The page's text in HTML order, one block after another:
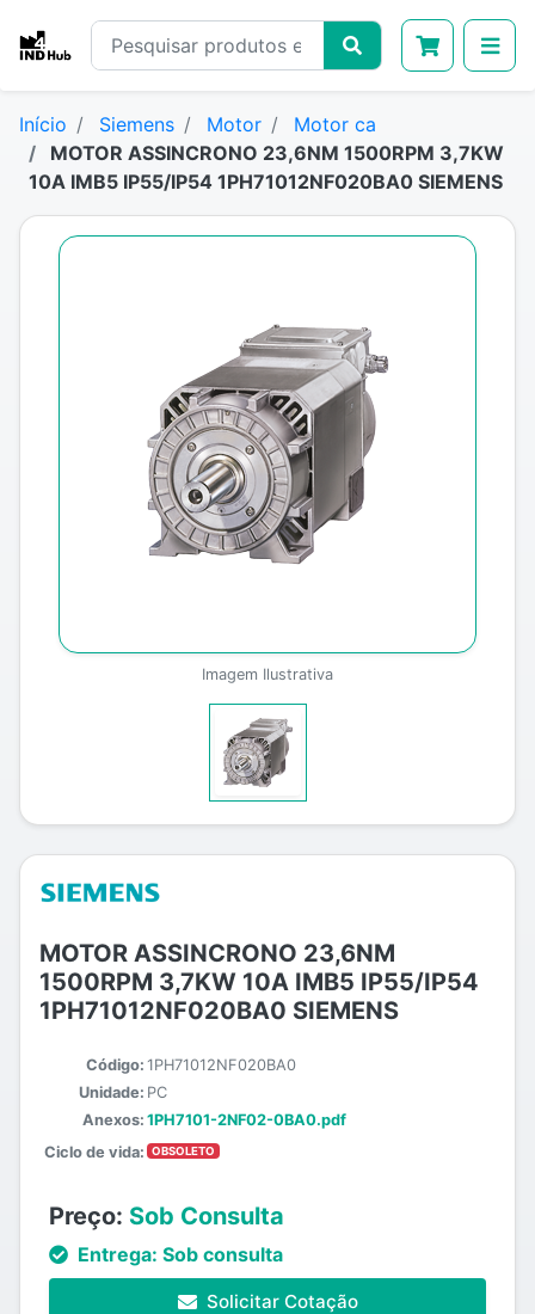
Início Siemens Motor
Motor ca
MOTOR ASSINCRONO 23,6NM 1500RPM 3,7KW
10A IMB5 IP55/IP54 1PH71012NF020BA0 SIEMENS
Imagem Ilustrativa
MOTOR ASSINCRONO 23,6NM
1500RPM 3,7KW 10A IMB5 IP55/IP54
1PH71012NF020BA0 SIEMENS
Código: 1PH71012NF020BA0
Unidade: PC
Anexos: 1PH7101-2NF02-0BA0.pdf
Ciclo de vida:
OBSOLETO
Preço: Sob Consulta
Entrega: Sob consulta
Solicitar Cotação